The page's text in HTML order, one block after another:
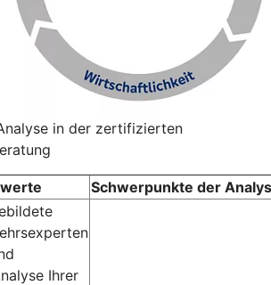
in der zertifizierten
Schwerpunkte der
Ihrer